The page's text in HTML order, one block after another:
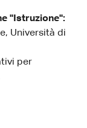
"Istruzione":
Università di
per